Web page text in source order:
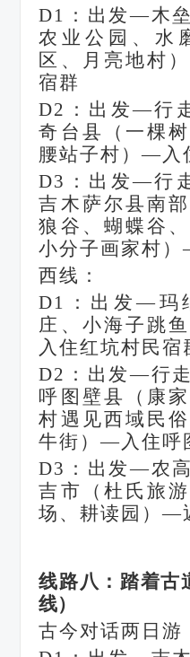
D1：出发—木
农业公园、水
区、月亮地村
宿群
D2：出发—行
奇台县（一棵
腰站子村）—入
D3：出发—行
吉木萨尔县南
狼谷、蝴蝶谷
小分子画家村
西线：
D1：出发—玛
庄、小海子跳
入住红坑村民宿
D2：出发—行
呼图壁县（康
村遇见西域民
牛街）—入住呼
D3：出发—农
吉市（杜氏旅
场、耕读园）—
线路八：踏着古
线）
古今对话两日游